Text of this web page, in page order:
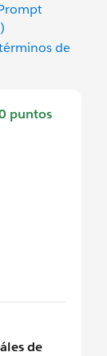
de